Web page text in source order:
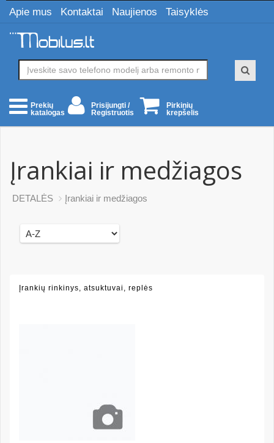
Apie mus Kontaktai Naujienos Taisyklės
Prekių
katalogas
Prisijungti /
Registruotis
Pirkinių
krepšelis
Įrankiai ir medžiagos
DETALĖS Įrankiai ir medžiagos
Įrankių rinkinys, atsuktuvai, replės